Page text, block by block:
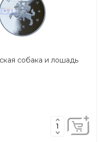
собака и лошадь